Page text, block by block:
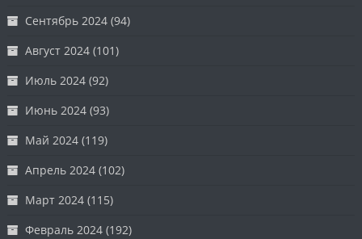
Сентябрь 2024 (94)
Август 2024 (101)
Июль 2024 (92)
Июнь 2024 (93)
Май 2024 (119)
Апрель 2024 (102)
Март 2024 (115)
Февраль 2024 (192)